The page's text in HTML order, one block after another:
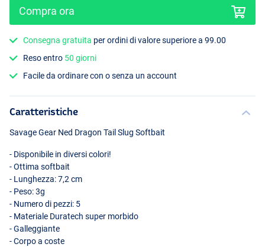
Compra ora
Consegna gratuita per ordini di valore superiore a 99.00
Reso entro 50 giorni
Facile da ordinare con o senza un account
Caratteristiche
Savage Gear Ned Dragon Tail Slug Softbait
- Disponibile in diversi colori!
- Ottima softbait
- Lunghezza: 7,2 cm
- Peso: 3g
- Numero di pezzi: 5
- Materiale Duratech super morbido
- Galleggiante
- Corpo a coste